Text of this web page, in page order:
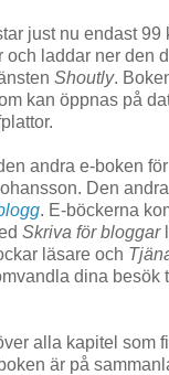
just nu endast 99
och laddar ner den
Shoutly.
kan öppnas på
andra e-boken
Den
. E-böckerna
Skriva för bloggar
läsare och
dina besök
alla kapitel som
är på